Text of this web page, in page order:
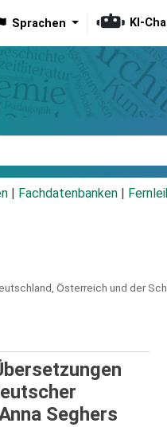
Sprachen KI-
Fachdatenbanken
Österreich und der
Seghers